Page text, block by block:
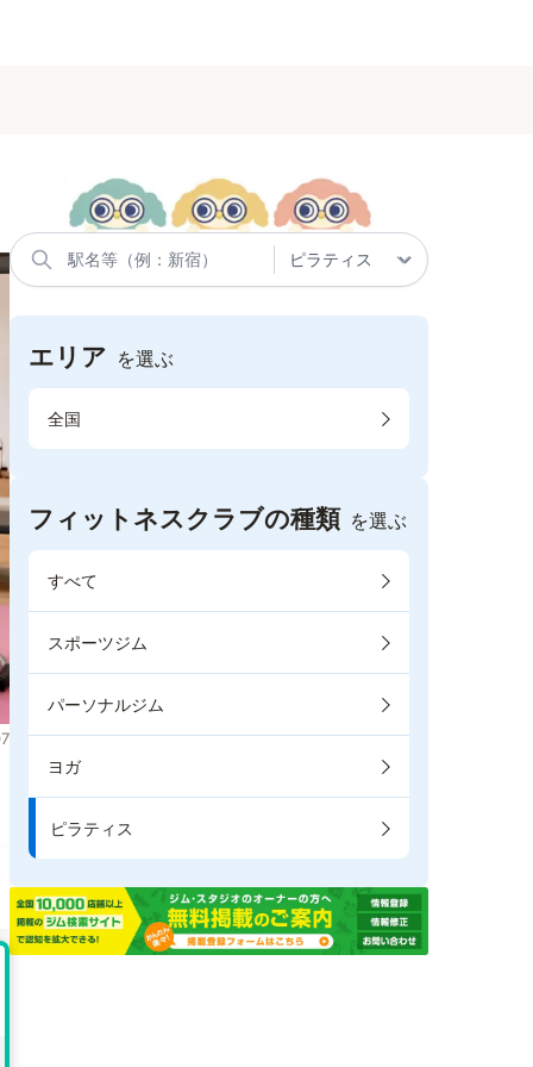
エリア を選ぶ
全国
フィットネスクラブの種類 を選ぶ
すべて
スポーツジム
パーソナルジム
ヨガ
ピラティス